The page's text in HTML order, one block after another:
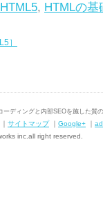
HTML5, HTMLの基
］
ーディングと内部SEOを施した質
｜ サイトマップ｜ Google+ ｜
inc.all right reserved.